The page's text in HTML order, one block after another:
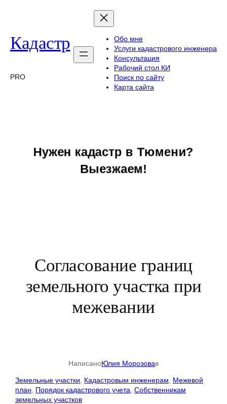
Кадастр
PRO
Обо мне
Услуги кадастрового инженера
Консультация
Рабочий стол КИ
Поиск по сайту
Карта сайта
Нужен кадастр в Тюмени?
Выезжаем!
Согласование границ
земельного участка при
межевании
НаписаноЮлия Морозовав
Земельные участки Кадастровым инженерам
Межевой
план
Порядок кадастрового учета Собственникам
земельных участков